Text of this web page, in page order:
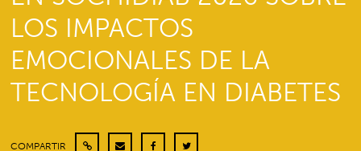
LOS IMPACTOS
EMOCIONALES DE LA
TECNOLOGÍA EN DIABETES
COMPARTIR